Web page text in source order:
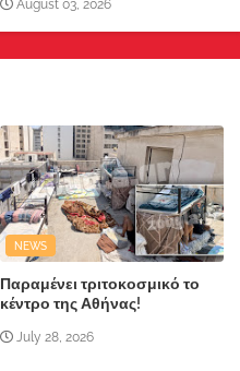
August 03, 2026
NEWS
Παραμένει τριτοκοσμικό το
κέντρο της Αθήνας!
July 28, 2026